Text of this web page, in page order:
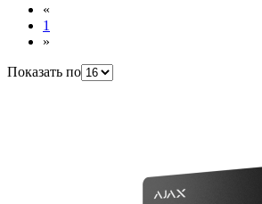
«
1
»
Показать по